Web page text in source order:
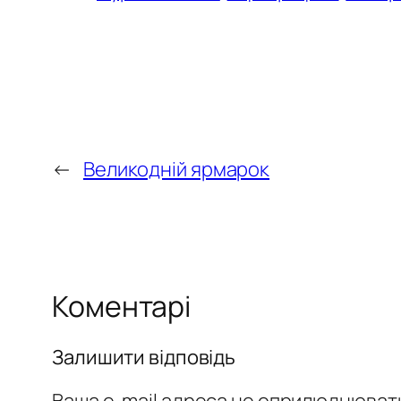
← Великодній ярмарок
Коментарі
Залишити відповідь